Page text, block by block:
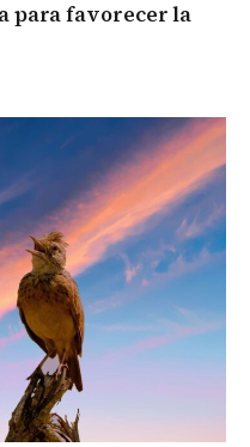
para favorecer la